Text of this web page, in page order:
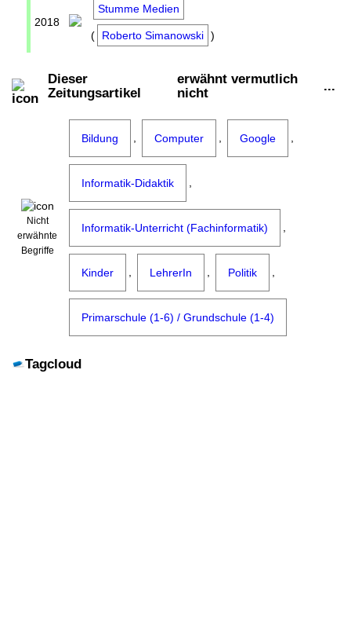
2018
Stumme Medien
( Roberto Simanowski )
Dieser
Zeitungsartikel
erwähnt vermutlich
nicht
...
Nicht
erwähnte
Begriffe
Bildung , Computer , Google ,
Informatik-Didaktik ,
Informatik-Unterricht (Fachinformatik) ,
Kinder , LehrerIn , Politik ,
Primarschule (1-6) / Grundschule (1-4)
Tagcloud